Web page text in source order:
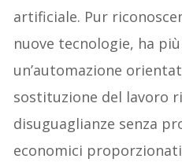
artificiale. Pur
nuove tecnologie, ha
un’automazione
sostituzione del lavoro
disuguaglianze senza
economici